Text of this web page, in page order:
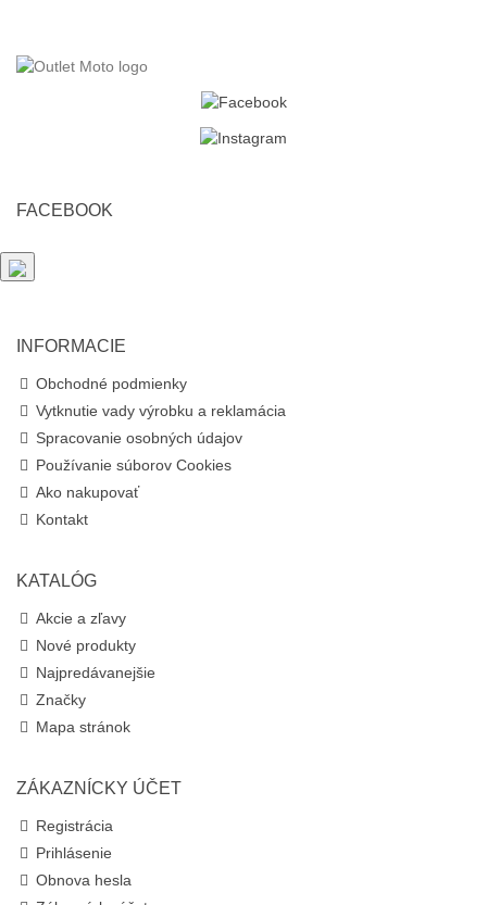
FACEBOOK
INFORMACIE
Obchodné podmienky
Vytknutie vady výrobku a reklamácia
Spracovanie osobných údajov
Používanie súborov Cookies
Ako nakupovať
Kontakt
KATALÓG
Akcie a zľavy
Nové produkty
Najpredávanejšie
Značky
Mapa stránok
ZÁKAZNÍCKY ÚČET
Registrácia
Prihlásenie
Obnova hesla